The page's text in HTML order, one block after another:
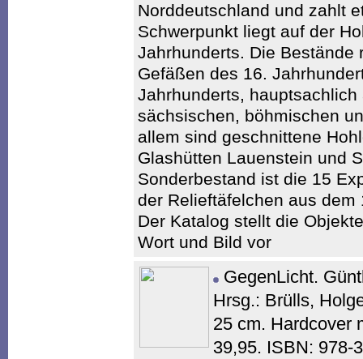
Norddeutschland und zahlt
Schwerpunkt liegt auf der
Jahrhunderts. Die
Gefäßen des 16.
Jahrhunderts,
sächsischen, böhmischen
allem sind geschnittene
Glashütten Lauenstein und
Sonderbestand ist die 15
der Relieftäfelchen aus
Der Katalog stellt die
Wort und Bild vor
GegenLicht.
Hrsg.: Brülls,
25 cm. Hardcover
39,95. ISBN: 978-